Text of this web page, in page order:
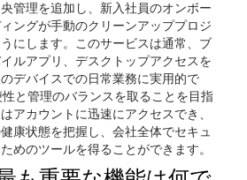
管理を追加し、新入社員のオンボー
ングが手動のクリーンアッププロジ
にします。このサービスは通常、ブ
ルアプリ、デスクトップアクセスを
デバイスでの日常業務に実用的で
と管理のバランスを取ることを目指
アカウントに迅速にアクセスでき、
康状態を把握し、会社全体でセキュ
めのツールを得ることができます。